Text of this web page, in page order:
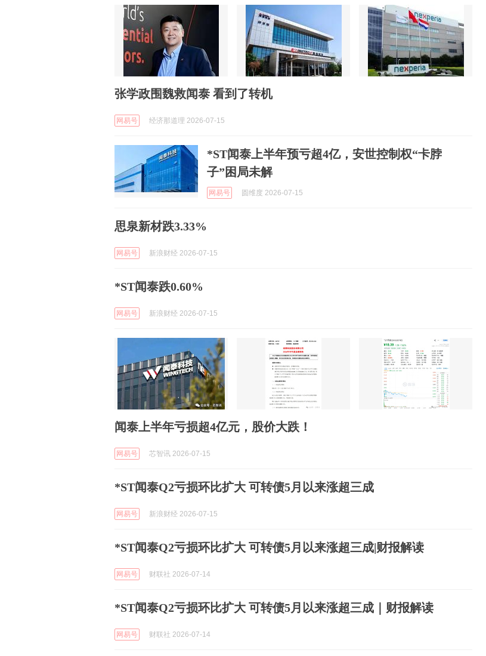
张学政围魏救闻泰 看到了转机
网易号 经济那道理 2026-07-15
*ST闻泰上半年预亏超4亿，安世控制权“卡脖
子”困局未解
网易号 圆维度 2026-07-15
思泉新材跌3.33%
网易号 新浪财经 2026-07-15
*ST闻泰跌0.60%
网易号 新浪财经 2026-07-15
闻泰上半年亏损超4亿元，股价大跌！
网易号 芯智讯 2026-07-15
*ST闻泰Q2亏损环比扩大 可转债5月以来涨超三成
网易号 新浪财经 2026-07-15
*ST闻泰Q2亏损环比扩大 可转债5月以来涨超三成|财报解读
网易号 财联社 2026-07-14
*ST闻泰Q2亏损环比扩大 可转债5月以来涨超三成｜财报解读
网易号 财联社 2026-07-14